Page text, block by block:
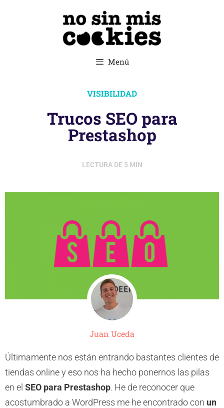
Menú
VISIBILIDAD
Trucos SEO para
Prestashop
LECTURA DE 5 MIN
Juan Uceda
Últimamente nos están entrando bastantes clientes de
tiendas online y eso nos ha hecho ponernos las pilas
en el SEO para Prestashop. He de reconocer que
acostumbrado a WordPress me he encontrado con un